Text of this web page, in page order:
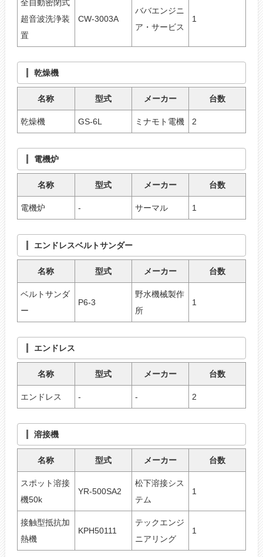
全自動密閉式
超音波洗浄装
置
CW-3003A
ババエンジニ
ア・サービス
1
乾燥機
名称 型式 メーカー 台数
乾燥機 GS-6L ミナモト電機 2
電機炉
名称 型式 メーカー 台数
電機炉 - サーマル 1
エンドレスベルトサンダー
名称 型式 メーカー 台数
ベルトサンダ
ー
P6-3
野水機械製作
所
1
エンドレス
名称 型式 メーカー 台数
エンドレス - - 2
溶接機
名称 型式 メーカー 台数
スポット溶接
機50k
YR-500SA2
松下溶接シス
テム
1
接触型抵抗加
熱機
KPH50111
テックエンジ
ニアリング
1